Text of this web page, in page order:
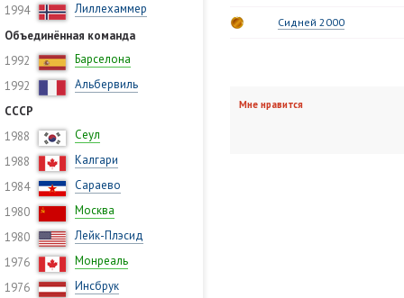
1994
Лиллехаммер
Объединённая команда
1992
Барселона
1992
Альбервиль
СССР
1988
Сеул
1988
Калгари
1984
Сараево
1980
Москва
1980
Лейк-Плэсид
1976
Монреаль
1976
Инсбрук
Сидней 2000
Мне нравится